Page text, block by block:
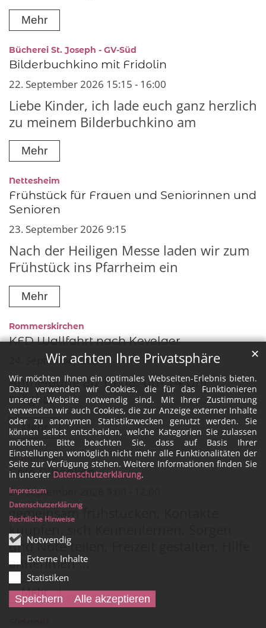
Wir achten Ihre Privatsphäre
Wir möchten Ihnen ein optimales Webseiten-Erlebnis bieten.
Dazu verwenden wir Cookies, die für das Funktionieren
unserer Website notwendig sind. Mit Ihrer Zustimmung
verwenden wir auch Cookies, die zur Anzeige externer Inhalte
oder zu anonymen Statistikzwecken genutzt werden. Sie
können selbst entscheiden, welche Kategorien Sie zulassen
möchten. Bitte beachten Sie, dass auf Basis Ihrer
Einstellungen womöglich nicht mehr alle Funktionalitäten der
Seite zur Verfügung stehen. Weitere Informationen finden Sie
in unserer Datenschutzerklärung.
Notwendig
Externe Inhalte
Statistiken
Speichern
Alle akzeptieren
✕
Impressum
Datenschutzerklärung
Rechtliche Hinweise
Mehr
Bücherei St. Joseph - GV-Süd
Bilderbuchkino mit Fridolin
22. September 2026 15:15 - 16:00
Liebe Kinder, ich lade euch ganz herzlich
zu meinem Bilderbuchkino am
Mehr
Nettesheim
Frühstück für Frauen und Seniorinnen und
Senioren
23. September 2026 9:15
Nach der Heiligen Messe laden wir zum
Frühstück ins Pfarrheim ein
Mehr
Rommerskirchen
KFD Wallfahrt nach Kevelaer
24. September 2026
Anmeldung ab 13.08. um 14 Uhr
möglich
Mehr
Stadtmitte:
Café Alltäglich
24. September 2026 9:00 - 12:00
gemeinsam frühstücken, Kontakte
knüpfen, sich Kennenlernen, Sorgen
und Nöte teilen, Freizeit gestalten, Hilfe
annehmen …
Mehr